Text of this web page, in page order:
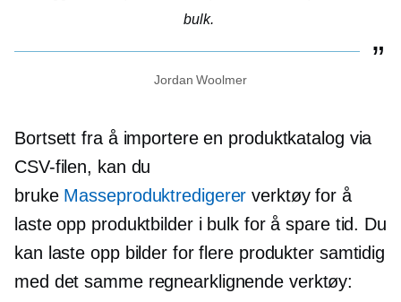
bulk.
Jordan Woolmer
Bortsett fra å importere en produktkatalog via
CSV-filen, kan du
bruke Masseproduktredigerer verktøy for å
laste opp produktbilder i bulk for å spare tid. Du
kan laste opp bilder for flere produkter samtidig
med det samme regnearklignende verktøy: